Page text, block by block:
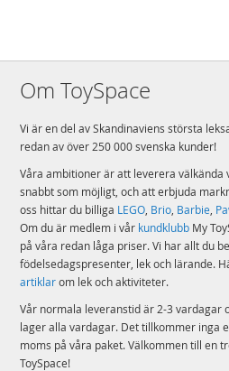
Om ToySpace
Vi är en del av Skandinaviens största
redan av över 250 000 svenska kunder!
Våra ambitioner är att leverera välkända
snabbt som möjligt, och att erbjuda
oss hittar du billiga LEGO, Brio, Barbie,
Om du är medlem i vår kundklubb My
på våra redan låga priser. Vi har allt du
födelsedagspresenter, lek och lärande.
artiklarom lek och aktiviteter.
Vår normala leveranstid är 2-3 vardagar
lager alla vardagar. Det tillkommer inga
moms på våra paket. Välkommen till en
ToySpace!